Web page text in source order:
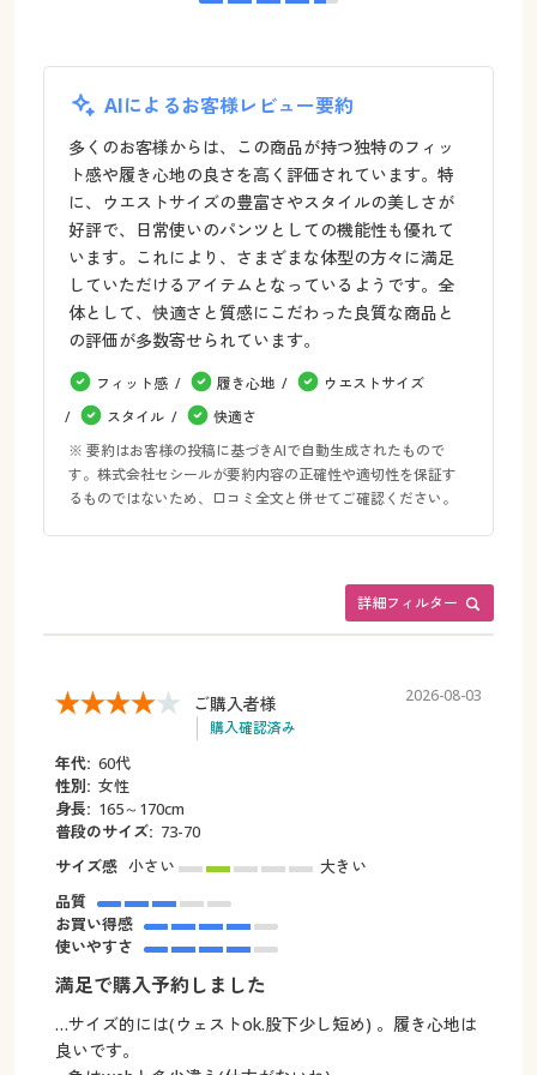
AIによるお客様レビュー要約
多くのお客様からは、この商品が持つ独特のフィッ
ト感や履き心地の良さを高く評価されています。特
に、ウエストサイズの豊富さやスタイルの美しさが
好評で、日常使いのパンツとしての機能性も優れて
います。これにより、さまざまな体型の方々に満足
していただけるアイテムとなっているようです。全
体として、快適さと質感にこだわった良質な商品と
の評価が多数寄せられています。
フィット感 履き心地
ウエストサイズ
スタイル
快適さ
※ 要約はお客様の投稿に基づきAIで自動生成されたもので
す。株式会社セシールが要約内容の正確性や適切性を保証す
るものではないため、口コミ全文と併せてご確認ください。
詳細フィルター
ご購入者様
購入確認済み
2026-08-03
年代: 60代
性別: 女性
身長: 165～170cm
普段のサイズ: 73-70
サイズ感 小さい
大きい
品質
お買い得感
使いやすさ
満足で購入予約しました
…サイズ的には(ウェストok.股下少し短め) 。履き心地は
良いです。